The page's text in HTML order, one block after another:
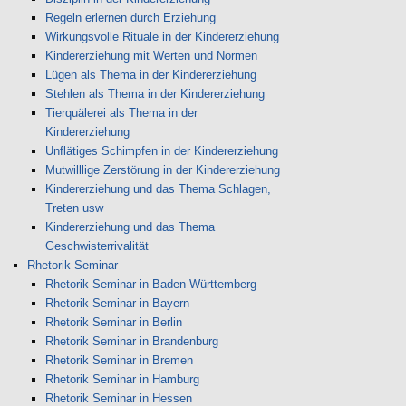
Regeln erlernen durch Erziehung
Wirkungsvolle Rituale in der Kindererziehung
Kindererziehung mit Werten und Normen
Lügen als Thema in der Kindererziehung
Stehlen als Thema in der Kindererziehung
Tierquälerei als Thema in der
Kindererziehung
Unflätiges Schimpfen in der Kindererziehung
Mutwilllige Zerstörung in der Kindererziehung
Kindererziehung und das Thema Schlagen,
Treten usw
Kindererziehung und das Thema
Geschwisterrivalität
Rhetorik Seminar
Rhetorik Seminar in Baden-Württemberg
Rhetorik Seminar in Bayern
Rhetorik Seminar in Berlin
Rhetorik Seminar in Brandenburg
Rhetorik Seminar in Bremen
Rhetorik Seminar in Hamburg
Rhetorik Seminar in Hessen